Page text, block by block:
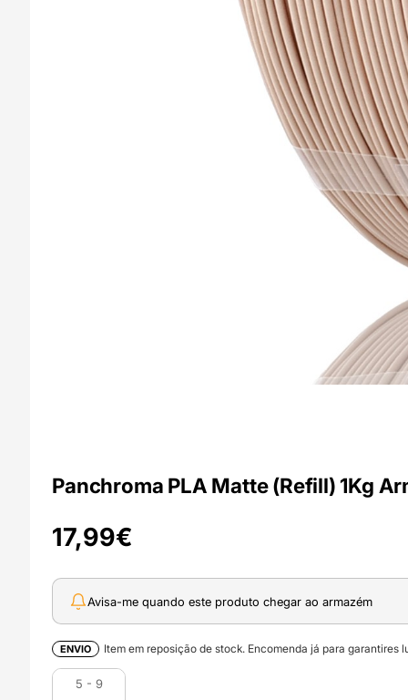
Panchroma PLA Matte (Refill) 1Kg
17,99€
Avisa-me quando este produto chegar ao armazém
ENVIO Item em reposição de stock. Encomenda já para garantires
5 - 9